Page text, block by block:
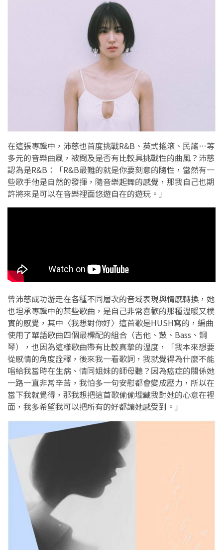
在這張專輯中，沛慈也首度挑戰R&B、英式搖滾、民謠…等
多元的音樂曲風，被問及是否有比較具挑戰性的曲風？沛慈
認為是R&B：「R&B最難的就是你要刻意的隨性，當然有一
些歌手他是自然的發揮，隨音樂起舞的感覺，那我自己也期
許將來是可以在音樂裡面悠遊自在的遊玩。」
曾沛慈成功游走在各種不同層次的音域表現與情感轉換，她
也坦承專輯中的某些歌曲，是自己非常喜歡的那種溫暖又樸
實的感覺，其中〈我想對你好〉這首歌是HUSH寫的，編曲
使用了華語歌曲四個最標配的組合（吉他、鼓、Bass、鋼
琴），也因為這樣歌曲帶有比較真摯的溫度，「我本來想要
從感情的角度詮釋，後來我一看歌詞，我就覺得為什麼不能
唱給我當時在生病、情同姐妹的師母聽？因為癌症的關係她
一路一直非常辛苦，我怕多一句安慰都會變成壓力，所以在
當下我就覺得，那我想把這首歌偷偷埋藏我對她的心意在裡
面，我多希望我可以把所有的好都讓她感受到。」